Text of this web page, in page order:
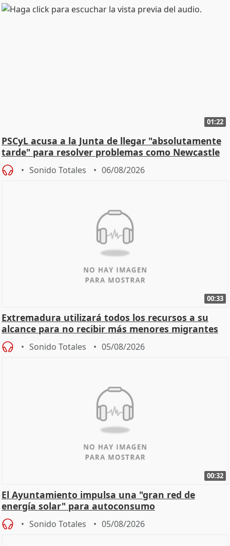
01:22
PSCyL acusa a la Junta de llegar "absolutamente
tarde" para resolver problemas como Newcastle
Sonido Totales 06/08/2026
00:33
Extremadura utilizará todos los recursos a su
alcance para no recibir más menores migrantes
Sonido Totales 05/08/2026
00:32
El Ayuntamiento impulsa una "gran red de
energía solar" para autoconsumo
Sonido Totales 05/08/2026